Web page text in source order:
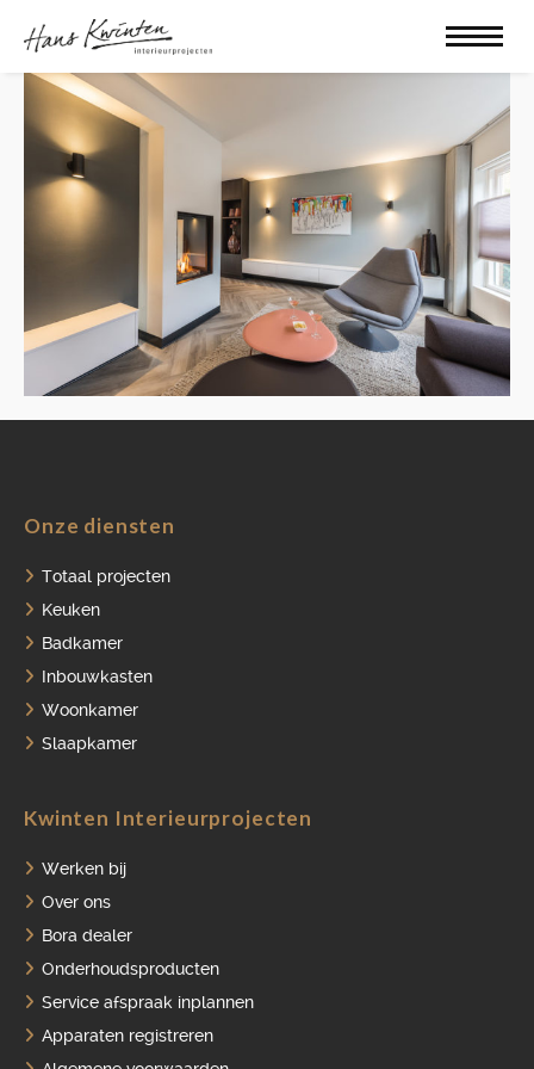
Onze diensten
Totaal projecten
Keuken
Badkamer
Inbouwkasten
Woonkamer
Slaapkamer
Kwinten Interieurprojecten
Werken bij
Over ons
Bora dealer
Onderhoudsproducten
Service afspraak inplannen
Apparaten registreren
ONDERHOUDSPRODUCTEN
SERVICE AFSPRAAK INPLANNEN